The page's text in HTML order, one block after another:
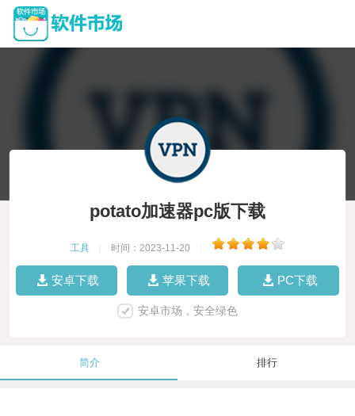
potato加速器pc版下载
工具 时间：2023-11-20
安卓下载 苹果下载 PC下载
安卓市场，安全绿色
简介 排行